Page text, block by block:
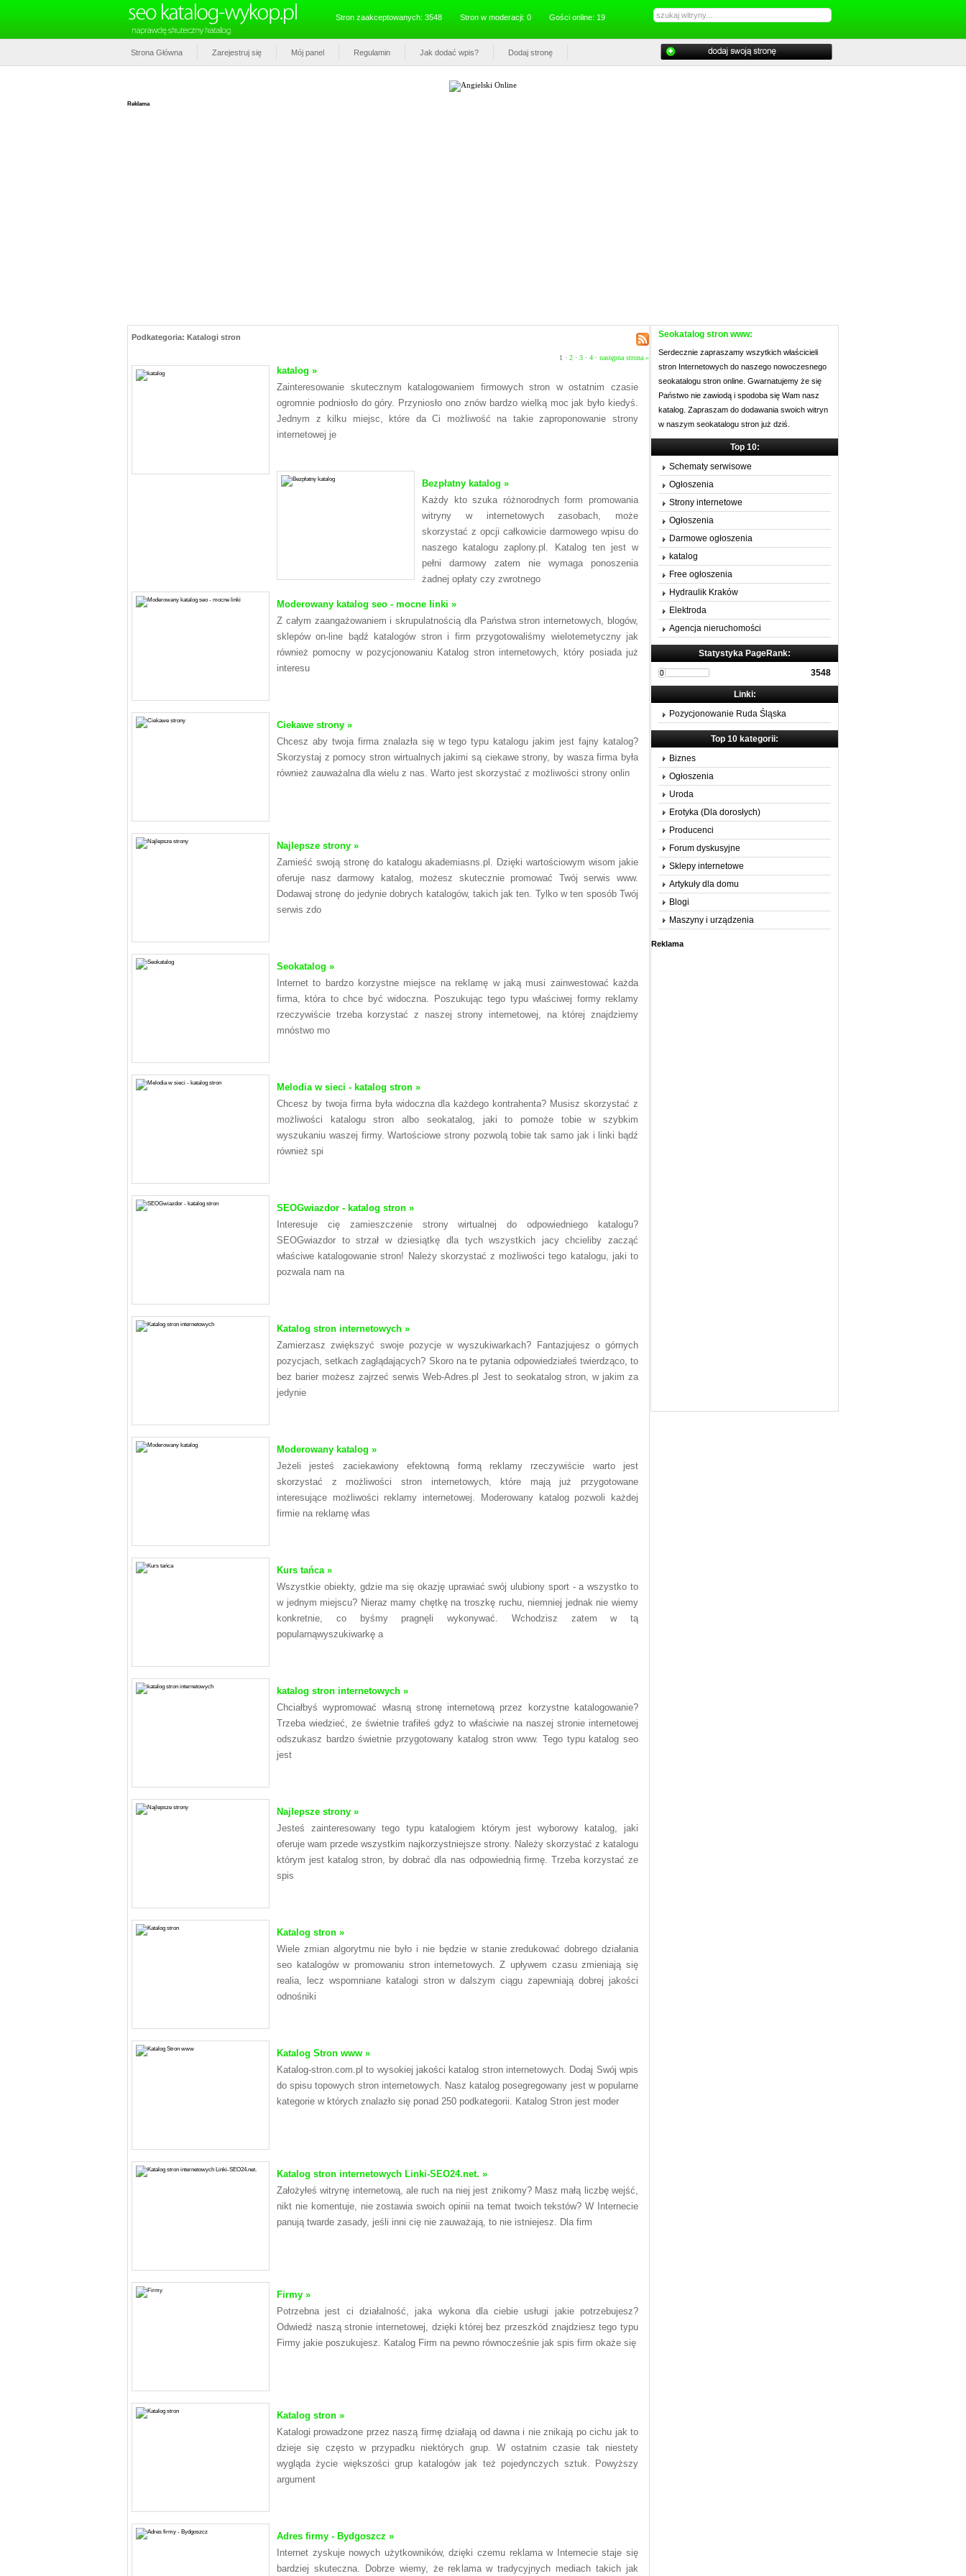
Stron zaakceptowanych: 3548 Stron w moderacji: 0 Gości online: 19
Strona Główna Zarejestruj się Mój panel Regulamin Jak dodać wpis? Dodaj stronę
Reklama
Seokatalog stron www:
Serdecznie zapraszamy wszytkich właścicieli
stron Internetowych do naszego nowoczesnego
seokatalogu stron online. Gwarnatujemy że się
Państwo nie zawiodą i spodoba się Wam nasz
katalog. Zapraszam do dodawania swoich witryn
w naszym seokatalogu stron już dziś.
Top 10:
Schematy serwisowe
Ogłoszenia
Strony internetowe
Ogłoszenia
Darmowe ogłoszenia
katalog
Free ogłoszenia
Hydraulik Kraków
Elektroda
Agencja nieruchomości
Statystyka PageRank:
3548
Linki:
Pozycjonowanie Ruda Śląska
Top 10 kategorii:
Biznes
Ogłoszenia
Uroda
Erotyka (Dla dorosłych)
Producenci
Forum dyskusyjne
Sklepy internetowe
Artykuły dla domu
Blogi
Maszyny i urządzenia
Reklama
Podkategoria: Katalogi stron
1 · 2 · 3 · 4 · następna strona »
katalog »
Zainteresowanie skutecznym katalogowaniem firmowych stron w ostatnim czasie
ogromnie podniosło do góry. Przyniosło ono znów bardzo wielką moc jak było kiedyś.
Jednym z kilku miejsc, które da Ci możliwość na takie zaproponowanie strony
internetowej je
Bezpłatny katalog »
Każdy kto szuka różnorodnych form promowania
witryny w internetowych zasobach, może
skorzystać z opcji całkowicie darmowego wpisu do
naszego katalogu zaplony.pl. Katalog ten jest w
pełni darmowy zatem nie wymaga ponoszenia
żadnej opłaty czy zwrotnego
Moderowany katalog seo - mocne linki »
Z całym zaangażowaniem i skrupulatnością dla Państwa stron internetowych, blogów,
sklepów on-line bądź katalogów stron i firm przygotowaliśmy wielotemetyczny jak
również pomocny w pozycjonowaniu Katalog stron internetowych, który posiada już
interesu
Ciekawe strony »
Chcesz aby twoja firma znalazła się w tego typu katalogu jakim jest fajny katalog?
Skorzystaj z pomocy stron wirtualnych jakimi są ciekawe strony, by wasza firma była
również zauważalna dla wielu z nas. Warto jest skorzystać z możliwości strony onlin
Najlepsze strony »
Zamieść swoją stronę do katalogu akademiasns.pl. Dzięki wartościowym wisom jakie
oferuje nasz darmowy katalog, możesz skutecznie promować Twój serwis www.
Dodawaj stronę do jedynie dobrych katalogów, takich jak ten. Tylko w ten sposób Twój
serwis zdo
Seokatalog »
Internet to bardzo korzystne miejsce na reklamę w jaką musi zainwestować każda
firma, która to chce być widoczna. Poszukując tego typu właściwej formy reklamy
rzeczywiście trzeba korzystać z naszej strony internetowej, na której znajdziemy
mnóstwo mo
Melodia w sieci - katalog stron »
Chcesz by twoja firma była widoczna dla każdego kontrahenta? Musisz skorzystać z
możliwości katalogu stron albo seokatalog, jaki to pomoże tobie w szybkim
wyszukaniu waszej firmy. Wartościowe strony pozwolą tobie tak samo jak i linki bądź
również spi
SEOGwiazdor - katalog stron »
Interesuje cię zamieszczenie strony wirtualnej do odpowiedniego katalogu?
SEOGwiazdor to strzał w dziesiątkę dla tych wszystkich jacy chcieliby zacząć
właściwe katalogowanie stron! Należy skorzystać z możliwości tego katalogu, jaki to
pozwala nam na
Katalog stron internetowych »
Zamierzasz zwiększyć swoje pozycje w wyszukiwarkach? Fantazjujesz o górnych
pozycjach, setkach zaglądających? Skoro na te pytania odpowiedziałeś twierdząco, to
bez barier możesz zajrzeć serwis Web-Adres.pl Jest to seokatalog stron, w jakim za
jedynie
Moderowany katalog »
Jeżeli jesteś zaciekawiony efektowną formą reklamy rzeczywiście warto jest
skorzystać z możliwości stron internetowych, które mają już przygotowane
interesujące możliwości reklamy internetowej. Moderowany katalog pozwoli każdej
firmie na reklamę włas
Kurs tańca »
Wszystkie obiekty, gdzie ma się okazję uprawiać swój ulubiony sport - a wszystko to
w jednym miejscu? Nieraz mamy chętkę na troszkę ruchu, niemniej jednak nie wiemy
konkretnie, co byśmy pragnęli wykonywać. Wchodzisz zatem w tą
popularnąwyszukiwarkę a
katalog stron internetowych »
Chciałbyś wypromować własną stronę internetową przez korzystne katalogowanie?
Trzeba wiedzieć, że świetnie trafiłeś gdyż to właściwie na naszej stronie internetowej
odszukasz bardzo świetnie przygotowany katalog stron www. Tego typu katalog seo
jest
Najlepsze strony »
Jesteś zainteresowany tego typu katalogiem którym jest wyborowy katalog, jaki
oferuje wam przede wszystkim najkorzystniejsze strony. Należy skorzystać z katalogu
którym jest katalog stron, by dobrać dla nas odpowiednią firmę. Trzeba korzystać ze
spis
Katalog stron »
Wiele zmian algorytmu nie było i nie będzie w stanie zredukować dobrego działania
seo katalogów w promowaniu stron internetowych. Z upływem czasu zmieniają się
realia, lecz wspomniane katalogi stron w dalszym ciągu zapewniają dobrej jakości
odnośniki
Katalog Stron www »
Katalog-stron.com.pl to wysokiej jakości katalog stron internetowych. Dodaj Swój wpis
do spisu topowych stron internetowych. Nasz katalog posegregowany jest w popularne
kategorie w których znalazło się ponad 250 podkategorii. Katalog Stron jest moder
Katalog stron internetowych Linki-SEO24.net. »
Założyłeś witrynę internetową, ale ruch na niej jest znikomy? Masz małą liczbę wejść,
nikt nie komentuje, nie zostawia swoich opinii na temat twoich tekstów? W Internecie
panują twarde zasady, jeśli inni cię nie zauważają, to nie istniejesz. Dla firm
Firmy »
Potrzebna jest ci działalność, jaka wykona dla ciebie usługi jakie potrzebujesz?
Odwiedź naszą stronie internetowej, dzięki której bez przeszkód znajdziesz tego typu
Firmy jakie poszukujesz. Katalog Firm na pewno równocześnie jak spis firm okaże się
Katalog stron »
Katalogi prowadzone przez naszą firmę działają od dawna i nie znikają po cichu jak to
dzieje się często w przypadku niektórych grup. W ostatnim czasie tak niestety
wygląda życie większości grup katalogów jak też pojedynczych sztuk. Powyższy
argument
Adres firmy - Bydgoszcz »
Internet zyskuje nowych użytkowników, dzięki czemu reklama w Internecie staje się
bardziej skuteczna. Dobrze wiemy, że reklama w tradycyjnych mediach takich jak